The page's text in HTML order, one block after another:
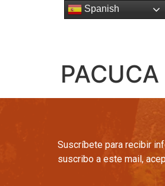
Suscríbete para recibir
suscribo a este mail,
Spanish